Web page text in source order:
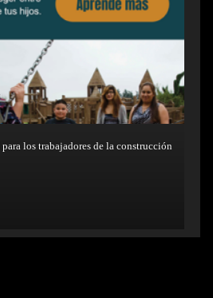
los trabajadores de la construcción